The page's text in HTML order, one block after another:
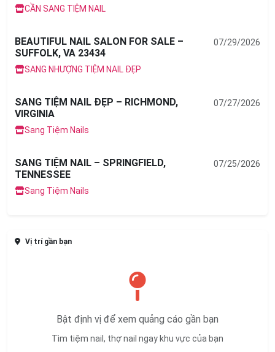
CẦN SANG TIỆM NAIL
BEAUTIFUL NAIL SALON FOR SALE –
SUFFOLK, VA 23434
SANG NHƯỢNG TIỆM NAIL ĐẸP
07/29/2026
SANG TIỆM NAIL ĐẸP – RICHMOND,
VIRGINIA
Sang Tiệm Nails
07/27/2026
SANG TIỆM NAIL – SPRINGFIELD,
TENNESSEE
Sang Tiệm Nails
07/25/2026
Vị trí gần bạn
Bật định vị để xem quảng cáo gần bạn
Tìm tiệm nail, thợ nail ngay khu vực của bạn